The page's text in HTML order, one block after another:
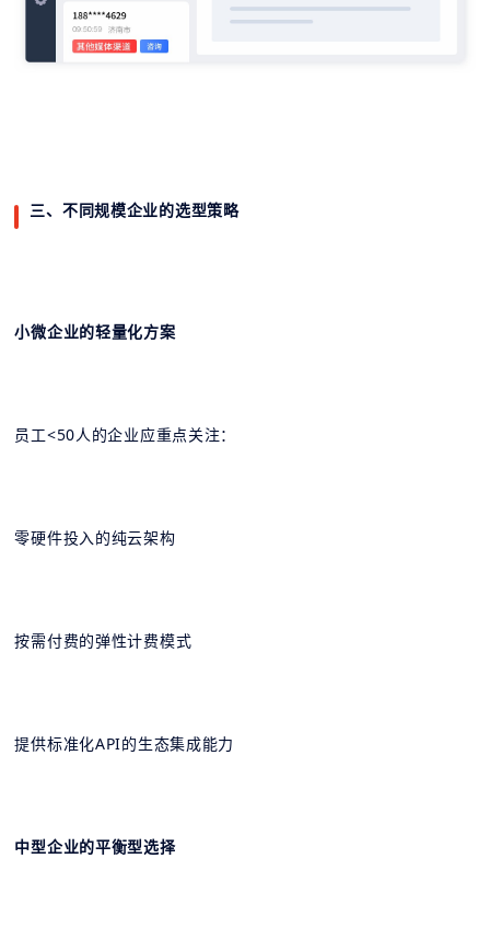
三、不同规模企业的选型策略
小微企业的轻量化方案
员工<50人的企业应重点关注：
零硬件投入的纯云架构
按需付费的弹性计费模式
提供标准化API的生态集成能力
中型企业的平衡型选择